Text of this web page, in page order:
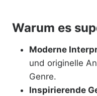
Warum es
Moderne
und originelle
Genre.
Inspirierende